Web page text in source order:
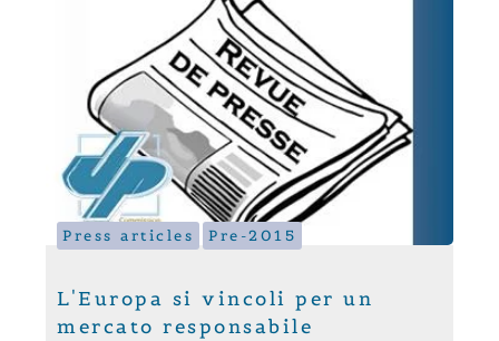
Press articles Pre-2015
L'Europa si vincoli per un
mercato responsabile